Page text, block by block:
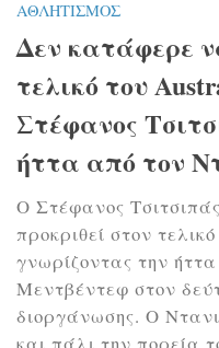
ΑΘΛΗΤΙΣΜΌΣ
Δεν κατάφερε
τελικό του
Στέφανος
ήττα από τον
Ο Στέφανος
προκριθεί στον
γνωρίζοντας την
Μεντβέντεφ στον
διοργάνωσης. Ο